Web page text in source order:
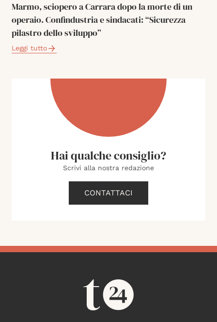
Marmo, sciopero a Carrara dopo la morte di un
operaio. Confindustria e sindacati: “Sicurezza
pilastro dello sviluppo”
Leggi tutto
Hai qualche consiglio?
Scrivi alla nostra redazione
CONTATTACI